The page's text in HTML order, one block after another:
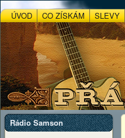
ÚVOD CO ZÍSKÁM SLEVY
Rádio Samson